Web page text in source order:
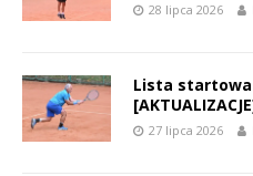
28 lipca 2026
Lista startowa
27 lipca 2026